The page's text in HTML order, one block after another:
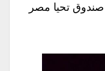
تحيا مصر